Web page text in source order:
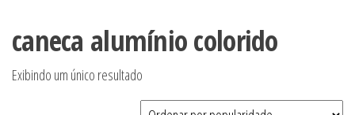
caneca alumínio colorido
Exibindo um único resultado